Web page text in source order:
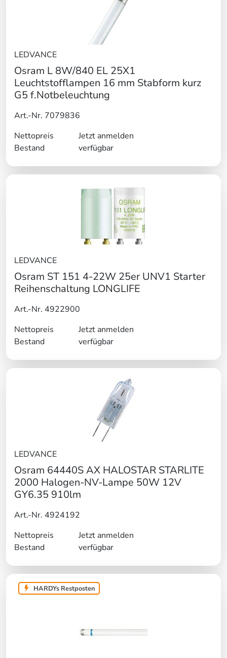
LEDVANCE
Osram L 8W/840 EL 25X1
Leuchtstofflampen 16 mm Stabform kurz
G5 f.Notbeleuchtung
Art.-Nr. 7079836
Nettopreis
Jetzt anmelden
Bestand
verfügbar
LEDVANCE
Osram ST 151 4-22W 25er UNV1 Starter
Reihenschaltung LONGLIFE
Art.-Nr. 4922900
Nettopreis
Jetzt anmelden
Bestand
verfügbar
LEDVANCE
Osram 64440S AX HALOSTAR STARLITE
2000 Halogen-NV-Lampe 50W 12V
GY6.35 910lm
Art.-Nr. 4924192
Nettopreis
Jetzt anmelden
Bestand
verfügbar
HARDYs Restposten